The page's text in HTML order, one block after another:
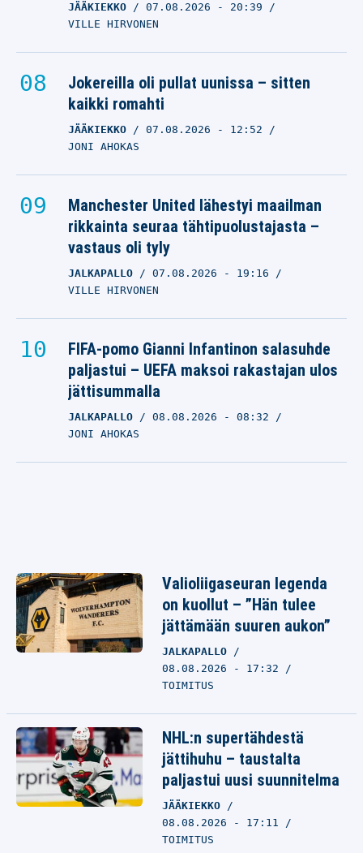
JÄÄKIEKKO 07.08.2026 - 20:39
VILLE HIRVONEN
Jokereilla oli pullat uunissa – sitten
kaikki romahti
JÄÄKIEKKO 07.08.2026 - 12:52
JONI AHOKAS
Manchester United lähestyi maailman
rikkainta seuraa tähtipuolustajasta –
vastaus oli tyly
JALKAPALLO 07.08.2026 - 19:16
VILLE HIRVONEN
FIFA-pomo Gianni Infantinon salasuhde
paljastui – UEFA maksoi rakastajan ulos
jättisummalla
JALKAPALLO 08.08.2026 - 08:32
JONI AHOKAS
Valioliigaseuran legenda
on kuollut – ”Hän tulee
jättämään suuren aukon”
JALKAPALLO
08.08.2026 - 17:32
TOIMITUS
NHL:n supertähdestä
jättihuhu – taustalta
paljastui uusi suunnitelma
JÄÄKIEKKO
08.08.2026 - 17:11
TOIMITUS